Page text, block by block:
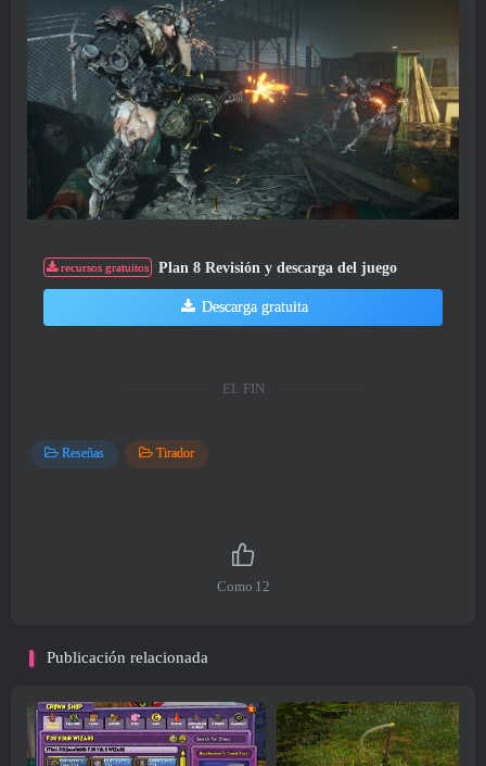
recursos gratuitos Plan 8 Revisión y descarga del juego
Descarga gratuita
EL FIN
Reseñas Tirador
Como 12
Publicación relacionada